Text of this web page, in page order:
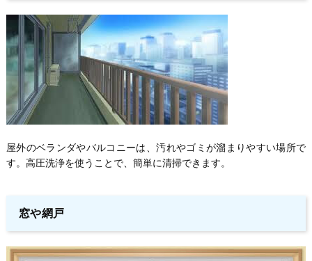
屋外のベランダやバルコニーは、汚れやゴミが溜まりやすい場所で
す。高圧洗浄を使うことで、簡単に清掃できます。
窓や網戸